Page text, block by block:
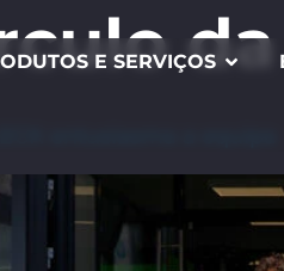
E SERVIÇOS